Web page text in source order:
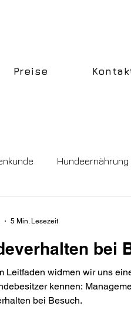
Preise
Hundeernährung
bei
Leitfaden widmen wir uns
kennen:
bei Besuch.
5 Min. Lesezeit